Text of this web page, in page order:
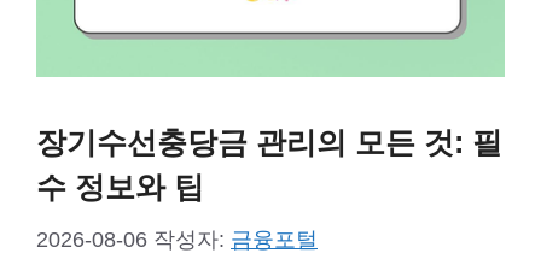
장기수선충당금 관리의 모든 것: 필
수 정보와 팁
2026-08-06 작성자: 금융포털